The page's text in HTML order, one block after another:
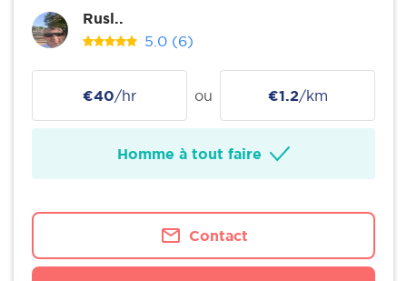
Rusl..
5.0 (6)
€40/hr ou €1.2/km
Homme à tout faire
Contact